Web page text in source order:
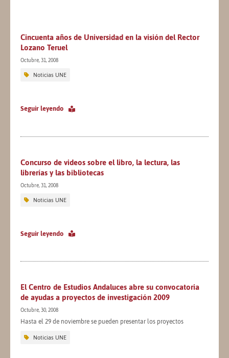
Cincuenta años de Universidad en la visión del Rector
Lozano Teruel
Octubre, 31, 2008
Noticias UNE
Seguir leyendo
Concurso de videos sobre el libro, la lectura, las
librerías y las bibliotecas
Octubre, 31, 2008
Noticias UNE
Seguir leyendo
El Centro de Estudios Andaluces abre su convocatoria
de ayudas a proyectos de investigación 2009
Octubre, 30, 2008
Hasta el 29 de noviembre se pueden presentar los proyectos
Noticias UNE